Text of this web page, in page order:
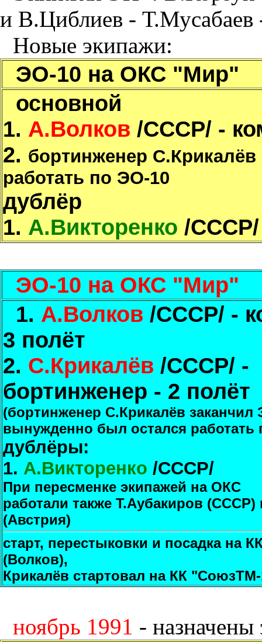
и В.Циблиев -
Новые экипажи:
ЭО-10 на ОКС "Мир"
основной
1. А.Волков /СССР/ -
2. бортинженер С.Крикалёв
работать по ЭО-10
дублёр
1. А.Викторенко /СССР/
ЭО-10 на ОКС "Мир"
1. А.Волков /СССР/ -
3 полёт
2. С.Крикалёв /СССР/ -
бортинженер - 2 полёт
(бортинженер С.Крикалёв заканчил
вынужденно был остался работать
дублёры:
1. А.Викторенко /СССР/
При пересменке экипажей на ОКС
работали также Т.Аубакиров
(Австрия)
старт, перестыковки и посадка на
(Волков),
Крикалёв стартовал на КК
ноябрь 1991 -